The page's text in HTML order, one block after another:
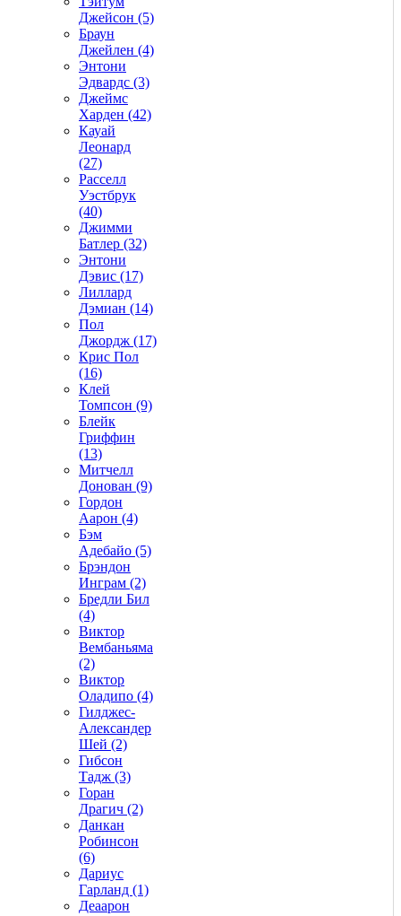
Джейсон (5)
Браун
Джейлен (4)
Энтони
Эдвардс (3)
Джеймс
Харден (42)
Кауай
Леонард
(27)
Расселл
Уэстбрук
(40)
Джимми
Батлер (32)
Энтони
Дэвис (17)
Лиллард
Дэмиан (14)
Пол
Джордж (17)
Крис Пол
(16)
Клей
Томпсон (9)
Блейк
Гриффин
(13)
Митчелл
Донован (9)
Гордон
Аарон (4)
Бэм
Адебайо (5)
Брэндон
Инграм (2)
Бредли Бил
(4)
Виктор
Вембаньяма
(2)
Виктор
Оладипо (4)
Гилджес-
Александер
Шей (2)
Гибсон
Тадж (3)
Горан
Драгич (2)
Данкан
Робинсон
(6)
Дариус
Гарланд (1)
Деаарон